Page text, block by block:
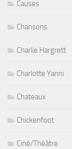
Causes
Chansons
Charlie Hargrett
Charlotte Yanni
Chateaux
Chickenfoot
Ciné/Théâtre